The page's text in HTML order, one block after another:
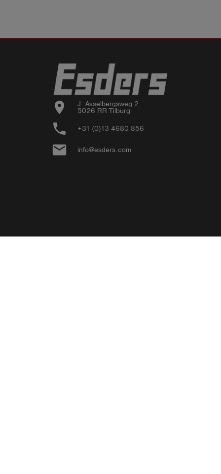
location_on
J. Asselbergsweg 2
5026 RR Tilburg
phone +31 (0)13 4680 856
email info@esders.com